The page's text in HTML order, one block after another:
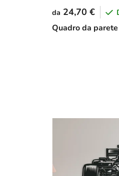
Quadro da
da 24,70 €